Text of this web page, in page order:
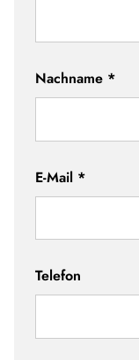
Nachname *
E-Mail *
Telefon